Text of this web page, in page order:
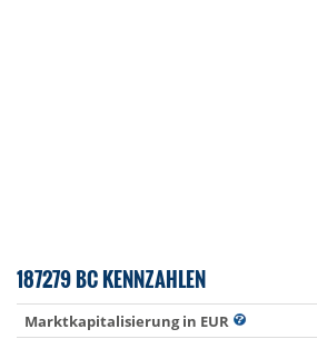
187279 BC KENNZAHLEN
Marktkapitalisierung in EUR